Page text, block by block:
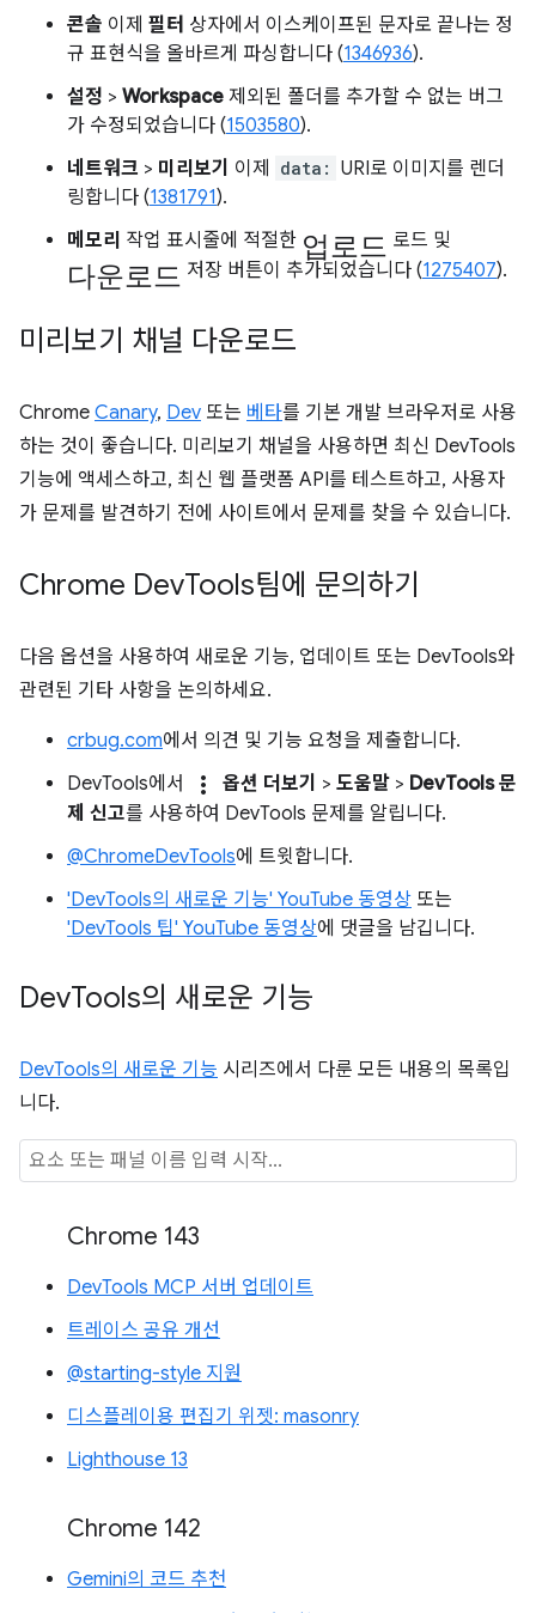
콘솔 이제 필터 상자에서 이스케이프된 문자로 끝나는 정
규 표현식을 올바르게 파싱합니다 (1346936).
설정 > Workspace 제외된 폴더를 추가할 수 없는 버그
가 수정되었습니다 (1503580).
네트워크 > 미리보기 이제 data: URI로 이미지를 렌더
링합니다 (1381791).
메모리 작업 표시줄에 적절한 업로드 로드 및
다운로드 저장 버튼이 추가되었습니다 (1275407).
미리보기 채널 다운로드
Chrome Canary, Dev 또는 베타를 기본 개발 브라우저로 사용
하는 것이 좋습니다. 미리보기 채널을 사용하면 최신 DevTools
기능에 액세스하고, 최신 웹 플랫폼 API를 테스트하고, 사용자
가 문제를 발견하기 전에 사이트에서 문제를 찾을 수 있습니다.
Chrome DevTools팀에 문의하기
다음 옵션을 사용하여 새로운 기능, 업데이트 또는 DevTools와
관련된 기타 사항을 논의하세요.
crbug.com에서 의견 및 기능 요청을 제출합니다.
DevTools에서
more_vert 옵션 더보기 > 도움말 > DevTools 문
제 신고를 사용하여 DevTools 문제를 알립니다.
@ChromeDevTools에 트윗합니다.
'DevTools의 새로운 기능' YouTube 동영상 또는
'DevTools 팁' YouTube 동영상에 댓글을 남깁니다.
DevTools의 새로운 기능
DevTools의 새로운 기능 시리즈에서 다룬 모든 내용의 목록입
니다.
Chrome 143
DevTools MCP 서버 업데이트
트레이스 공유 개선
@starting-style 지원
디스플레이용 편집기 위젯: masonry
Lighthouse 13
Chrome 142
Gemini의 코드 추천